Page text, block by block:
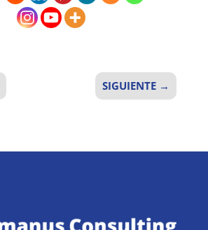
SIGUIENTE →